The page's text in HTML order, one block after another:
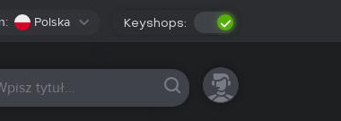
Polska Keyshops:
platformy